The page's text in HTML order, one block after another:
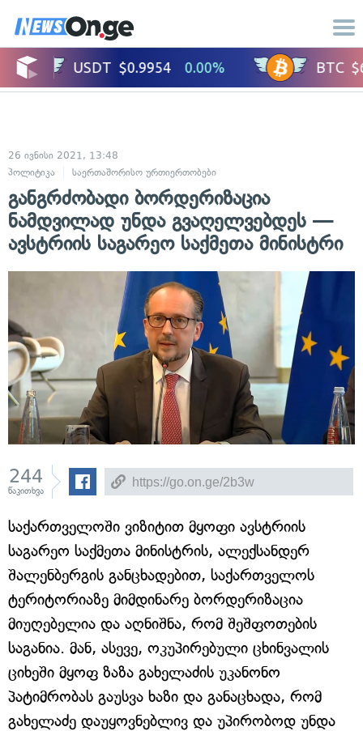
26 ივნისი 2021, 13:48
პოლიტიკა
საერთაშორისო ურთიერთობები
განგრძობადი ბორდერიზაცია
ნამდვილად უნდა გვაღელვებდეს —
ავსტრიის საგარეო საქმეთა მინისტრი
244
წაკითხვა
საქართველოში ვიზიტით მყოფი ავსტრიის
საგარეო საქმეთა მინისტრის, ალექსანდერ
შალენბერგის განცხადებით, საქართველოს
ტერიტორიაზე მიმდინარე ბორდერიზაცია
მიუღებელია და აღნიშნა, რომ შეშფოთების
საგანია. მან, ასევე, ოკუპირებული ცხინვალის
ციხეში მყოფ ზაზა გახელაძის უკანონო
პატიმრობას გაუსვა ხაზი და განაცხადა, რომ
გახელაძე დაუყოვნებლივ და უპირობოდ უნდა